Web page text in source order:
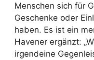
Menschen sich für
Geschenke oder
haben. Es ist ein
Havener ergänzt:
irgendeine